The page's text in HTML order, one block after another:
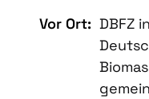
Vor Ort: DBFZ